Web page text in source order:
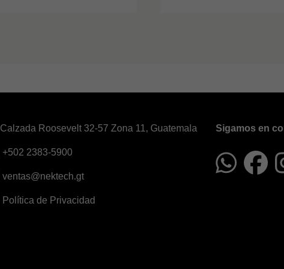
Calzada Roosevelt 32-57 Zona 11, Guatemala
+502 2383-5900
ventas@nektech.gt
Política de Privacidad
Sigamos en